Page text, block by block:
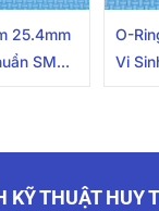
25.4mm
SMS
O-
Vi
KỸ THUẬT HUY